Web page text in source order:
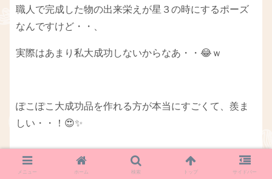
職人で完成した物の出来栄えが星３の時にするポーズ
なんですけど・・、
実際はあまり私大成功しないからなあ・・😂ｗ
ぽこぽこ大成功品を作れる方が本当にすごくて、羨ま
しい・・！😍✨
メニュー ホーム 検索 トップ サイドバー